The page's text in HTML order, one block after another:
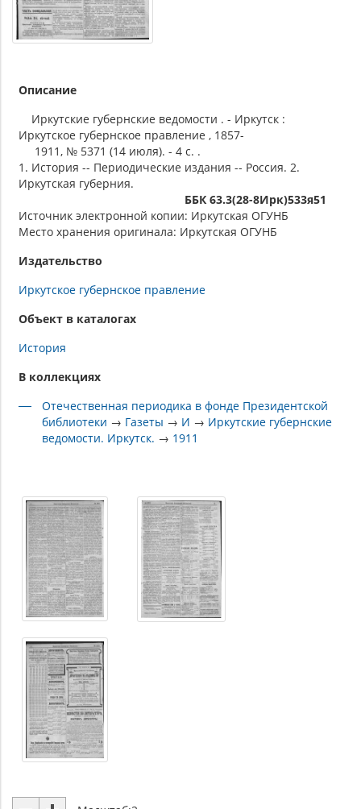
Описание
Иркутские губернские ведомости . - Иркутск :
Иркутское губернское правление , 1857-
1911, № 5371 (14 июля). - 4 с. .
1. История -- Периодические издания -- Россия. 2.
Иркутская губерния.
ББК 63.3(28-8Ирк)533я51
Источник электронной копии: Иркутская ОГУНБ
Место хранения оригинала: Иркутская ОГУНБ
Издательство
Иркутское губернское правление
Объект в каталогах
История
В коллекциях
Отечественная периодика в фонде Президентской
библиотеки → Газеты → И → Иркутские губернские
ведомости. Иркутск. → 1911